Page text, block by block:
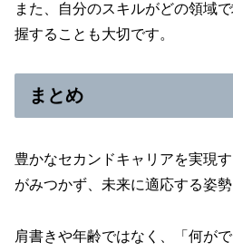
また、自分のスキルがどの領域
握することも大切です。
まとめ
豊かなセカンドキャリアを実現
がみつかず、未来に適応する姿勢
肩書きや年齢ではなく、「何が